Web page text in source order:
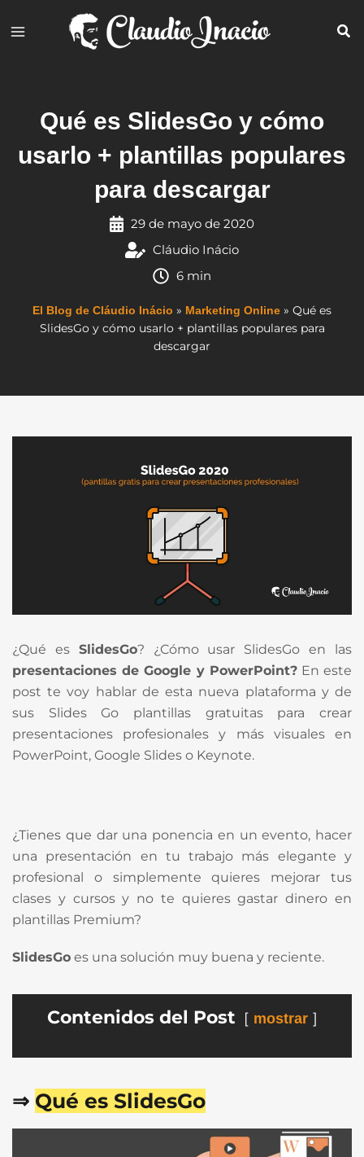
Qué es SlidesGo y cómo
usarlo + plantillas populares
para descargar
29 de mayo de 2020
Cláudio Inácio
6 min
El Blog de Cláudio Inácio » Marketing Online » Qué es
SlidesGo y cómo usarlo + plantillas populares para
descargar
¿Qué es SlidesGo? ¿Cómo usar SlidesGo en las
presentaciones de Google y PowerPoint?En este
post te voy hablar de esta nueva plataforma y de
sus Slides Go plantillas gratuitas para crear
presentaciones profesionales y más visuales en
PowerPoint, Google Slides o Keynote.
¿Tienes que dar una ponencia en un evento, hacer
una presentación en tu trabajo más elegante y
profesional o simplemente quieres mejorar tus
clases y cursos y no te quieres gastar dinero en
plantillas Premium?
SlidesGo es una solución muy buena y reciente.
Contenidos del Post mostrar
⇒ Qué es SlidesGo